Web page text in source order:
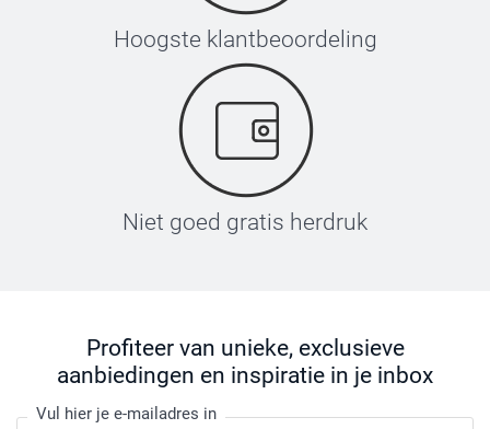
Hoogste klantbeoordeling
Niet goed gratis herdruk
Profiteer van unieke, exclusieve
aanbiedingen en inspiratie in je inbox
Vul hier je e-mailadres in